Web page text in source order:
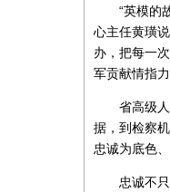
“英模的
心主任黄璜
办，把每一
军贡献情指
省高级
据，到检察
忠诚为底色
忠诚不